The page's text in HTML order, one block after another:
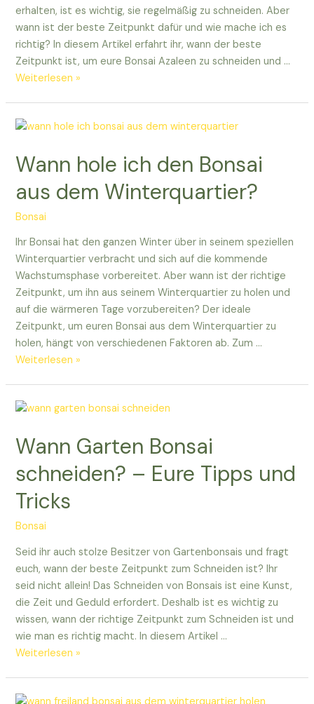
erhalten, ist es wichtig, sie regelmäßig zu schneiden. Aber
wann ist der beste Zeitpunkt dafür und wie mache ich es
richtig? In diesem Artikel erfahrt ihr, wann der beste
Zeitpunkt ist, um eure Bonsai Azaleen zu schneiden und …
Wann
Bonsai
schneiden?
für
euch!
Weiterlesen »
Wann hole ich den Bonsai
aus dem Winterquartier?
Bonsai
Ihr Bonsai hat den ganzen Winter über in seinem speziellen
Winterquartier verbracht und sich auf die kommende
Wachstumsphase vorbereitet. Aber wann ist der richtige
Zeitpunkt, um ihn aus seinem Winterquartier zu holen und
auf die wärmeren Tage vorzubereiten? Der ideale
Zeitpunkt, um euren Bonsai aus dem Winterquartier zu
holen, hängt von verschiedenen Faktoren ab. Zum …
Wann
den
aus
Winterquartier?
Weiterlesen »
Wann Garten Bonsai
schneiden? – Eure Tipps und
Tricks
Bonsai
Seid ihr auch stolze Besitzer von Gartenbonsais und fragt
euch, wann der beste Zeitpunkt zum Schneiden ist? Ihr
seid nicht allein! Das Schneiden von Bonsais ist eine Kunst,
die Zeit und Geduld erfordert. Deshalb ist es wichtig zu
wissen, wann der richtige Zeitpunkt zum Schneiden ist und
wie man es richtig macht. In diesem Artikel …
Wann
Weiterlesen »